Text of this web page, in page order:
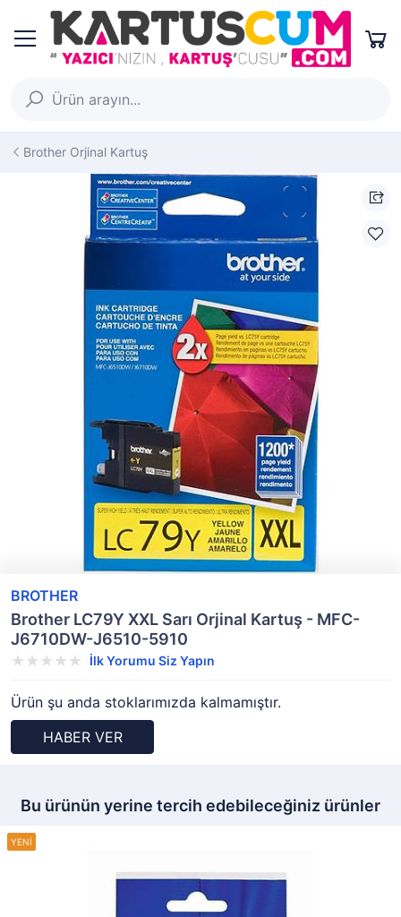
Brother Orjinal Kartuş
BROTHER
Brother LC79Y XXL Sarı Orjinal Kartuş - MFC-
J6710DW-J6510-5910
İlk Yorumu Siz Yapın
Ürün şu anda stoklarımızda kalmamıştır.
HABER VER
Bu ürünün yerine tercih edebileceğiniz ürünler